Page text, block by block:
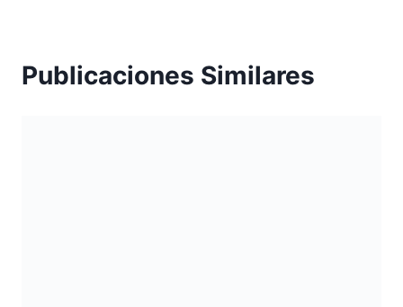
Publicaciones Similares